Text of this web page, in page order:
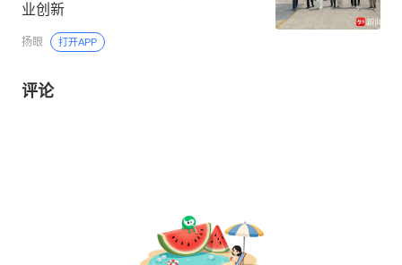
业创新
扬眼 打开APP
评论